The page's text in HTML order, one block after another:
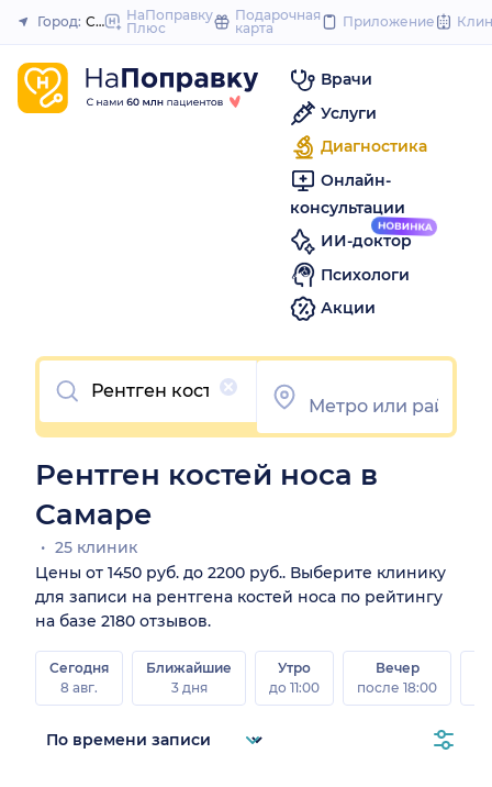
to
Закрыть
Город: СамараНаПоправку
Плюс
Подарочная
карта
Приложение
Врачи
Услуги
Диагностика
Онлайн-
консультации
ИИ-доктор
Психологи
Акции
Очистить
Рентген костей носа в
Самаре
25 клиник
Цены от 1450 руб. до 2200 руб.. Выберите клинику
для записи на рентгена костей носа по рейтингу
на базе 2180 отзывов.
Сегодня
8 авг.
Ближайшие
3 дня
Утро
до 11:00
Вечер
после 18:00